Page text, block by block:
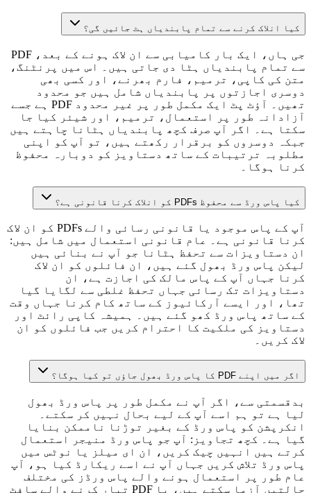
کیا انلاک کرنے سے تمام پابندیاں ہٹ جائیں گی؟
جی ہاں، ایک بار کامیابی سے ان لاک ہونے کے بعد، PDF
سے تمام پابندیاں ہٹا دی جاتی ہیں۔ اس میں پرنٹنگ،
متن کی کاپی، ترمیم، فارم بھرنے، اور کسی بھی
دوسری اجازتوں پر پابندیاں شامل ہیں جو محدود
تھیں۔ آؤٹ پٹ ایک مکمل طور پر غیر محدود PDF ہے جسے
آزادانہ طور پر استعمال، ترمیم، اور شیئر کیا جا
سکتا ہے۔ اگر آپ صرف کچھ پابندیاں ہٹانا چاہتے ہیں
جبکہ دوسروں کو برقرار رکھتے ہیں، تو آپ کو اپنی
مطلوبہ ترتیبات کے ساتھ دستاویز کو دوبارہ محفوظ
کرنا ہوگا۔
کیا پاس ورڈ سے محفوظ PDFs کو انلاک کرنا قانونی ہے؟
آپ کے پاس موجود یا قانونی رسائی والے PDFs کو ان لاک
کرنا قانونی ہے۔ عام قانونی استعمال میں شامل ہیں:
ان دستاویزات سے تحفظ ہٹانا جو آپ نے بنائی ہیں
لیکن پاس ورڈ بھول گئے ہیں، ان فائلوں کو ان لاک
کرنا جہاں آپ کے پاس مالک کی اجازت ہے، ان
دستاویزات تک رسائی جہاں تحفظ غلطی سے لگایا گیا
تھا، اور ایسے آرکائیوز کے ساتھ کام کرنا جہاں وقت
کے ساتھ پاس ورڈ کھو گئے ہیں۔ ہمیشہ کاپی رائٹ اور
دستاویز کی ملکیت کا احترام کریں جب فائلوں کو ان
لاک کریں۔
اگر میں اپنے PDF کا پاس ورڈ بھول جاؤں تو کیا ہوگا؟
بدقسمتی سے، اگر آپ نے مکمل طور پر پاس ورڈ بھول
لیا ہے تو ہم اسے آپ کے لیے بحال نہیں کر سکتے۔
انکرپشن کو پاس ورڈ کے بغیر توڑنا ناممکن بنایا
گیا ہے۔ کچھ تجاویز: آپ جو پاس ورڈ منیجر استعمال
کرتے ہیں انہیں چیک کریں، ان ای میلز یا نوٹس میں
پاس ورڈ تلاش کریں جہاں آپ نے اسے ریکارڈ کیا ہو، آپ
عام طور پر استعمال ہونے والے پاس ورڈز کی مختلف
حالتیں آزما سکتے ہیں، یا PDF تیار کرنے والے سافٹ